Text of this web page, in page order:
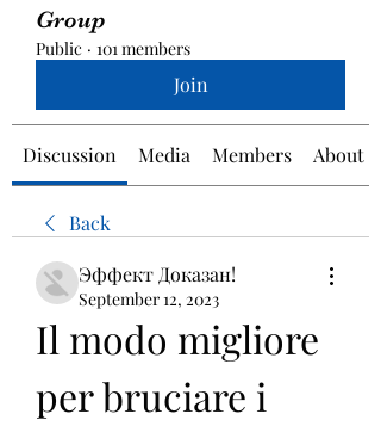
Group
Public · 101 members
Join
Discussion Media Members About
Back
Эффект Доказан!
September 12, 2023
Il modo migliore
per bruciare i